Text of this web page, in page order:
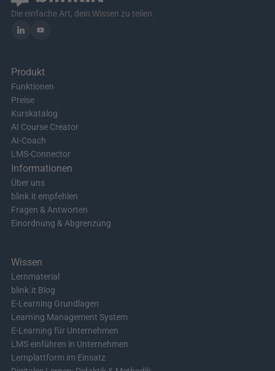
Die einfache Art, dein Wissen zu teilen.
Produkt
Funktionen
Preise
Kurskatalog
AI Course Creator
AI-Coach
LMS-Connector
Informationen
Über uns
blink.it empfehlen
Fragen & Antworten
Einordnung & Abgrenzung
Wissen
Lernmaterial
blink.it Blog
E-Learning Grundlagen
Learning Management System
E-Learning für Unternehmen
LMS einführen in Unternehmen
Lernplattform im Einsatz